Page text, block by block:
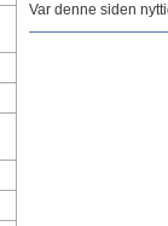
Var denne siden